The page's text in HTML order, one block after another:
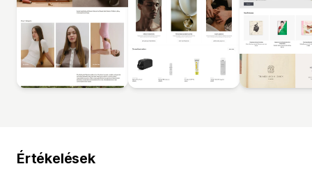
Értékelések